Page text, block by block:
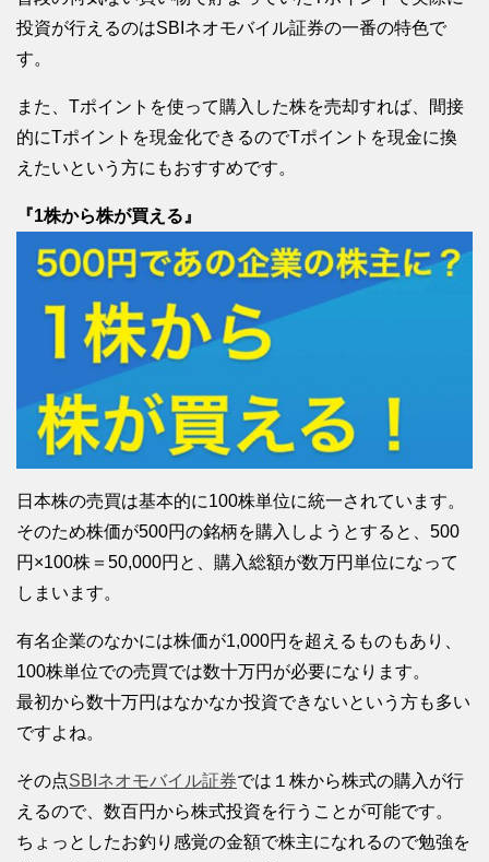
投資が行えるのはSBIネオモバイル証券の一番の特色で
す。
また、Tポイントを使って購入した株を売却すれば、間接
的にTポイントを現金化できるのでTポイントを現金に換
えたいという方にもおすすめです。
『1株から株が買える』
日本株の売買は基本的に100株単位に統一されています。
そのため株価が500円の銘柄を購入しようとすると、500
円×100株＝50,000円と、購入総額が数万円単位になって
しまいます。
有名企業のなかには株価が1,000円を超えるものもあり、
100株単位での売買では数十万円が必要になります。
最初から数十万円はなかなか投資できないという方も多い
ですよね。
その点SBIネオモバイル証券では１株から株式の購入が行
えるので、数百円から株式投資を行うことが可能です。
ちょっとしたお釣り感覚の金額で株主になれるので勉強を